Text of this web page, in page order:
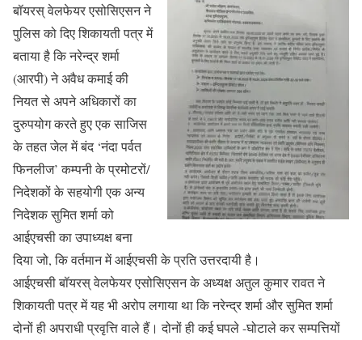
बॉयरस् वेलफेयर एसोसिएसन ने
पुलिस को दिए शिकायती पत्र में
बताया है कि नरेन्द्र शर्मा
(आरपी) ने अवैध कमाई की
नियत से अपने अधिकारों का
दुरुपयोग करते हुए एक साजिस
के तहत जेल में बंद ‘नंदा पर्वत
फिनलीज’ कम्पनी के प्रमोटरों/
निदेशकों के सहयोगी एक अन्य
निदेशक सुमित शर्मा को
आईएचसी का उपाध्यक्ष बना
दिया जो, कि वर्तमान में आईएचसी के प्रति उत्तरदायी है।
आईएचसी बॉयरस् वेलफेयर एसोसिएसन के अध्यक्ष अतुल कुमार रावत ने
शिकायती पत्र में यह भी अरोप लगाया था कि नरेन्द्र शर्मा और सुमित शर्मा
दोनों ही अपराधी प्रवृत्ति वाले हैं। दोनों ही कई घपले -घोटाले कर सम्पत्तियों